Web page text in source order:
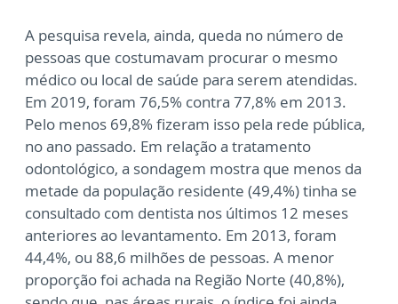
A pesquisa revela, ainda, queda no número de
pessoas que costumavam procurar o mesmo
médico ou local de saúde para serem atendidas.
Em 2019, foram 76,5% contra 77,8% em 2013.
Pelo menos 69,8% fizeram isso pela rede pública,
no ano passado. Em relação a tratamento
odontológico, a sondagem mostra que menos da
metade da população residente (49,4%) tinha se
consultado com dentista nos últimos 12 meses
anteriores ao levantamento. Em 2013, foram
44,4%, ou 88,6 milhões de pessoas. A menor
proporção foi achada na Região Norte (40,8%),